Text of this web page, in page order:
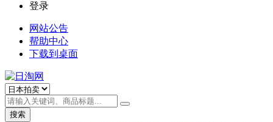
登录
网站公告
帮助中心
下载到桌面
搜索